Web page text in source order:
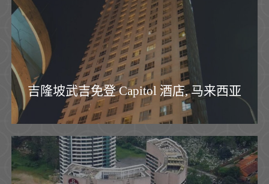
吉隆坡武吉免登 Capitol 酒店, 马来西亚